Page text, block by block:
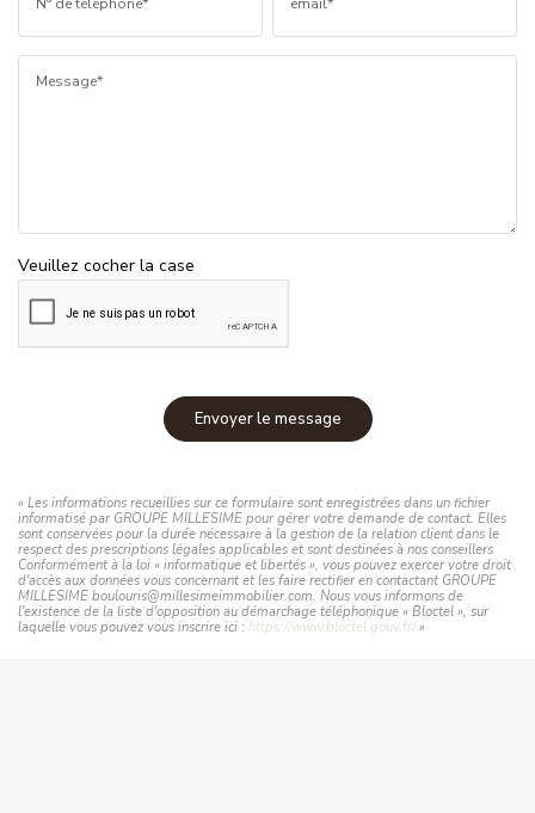
Message*
Veuillez cocher la case
Envoyer le message
« Les informations recueillies sur ce formulaire sont enregistrées dans un fichier
informatisé par GROUPE MILLESIME pour gérer votre demande de contact. Elles
sont conservées pour la durée nécessaire à la gestion de la relation client dans le
respect des prescriptions légales applicables et sont destinées à nos conseillers
Conformément à la loi « informatique et libertés », vous pouvez exercer votre droit
d'accès aux données vous concernant et les faire rectifier en contactant GROUPE
MILLESIME boulouris@millesimeimmobilier.com. Nous vous informons de
l'existence de la liste d'opposition au démarchage téléphonique « Bloctel », sur
laquelle vous pouvez vous inscrire ici : https://www.bloctel.gouv.fr/»